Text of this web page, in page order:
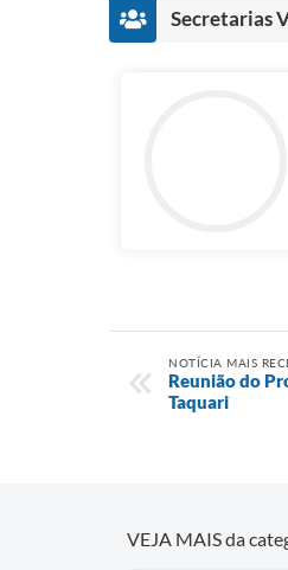
Secretarias
NOTÍCIA MAIS
Reunião do
Taquari
VEJA MAIS da